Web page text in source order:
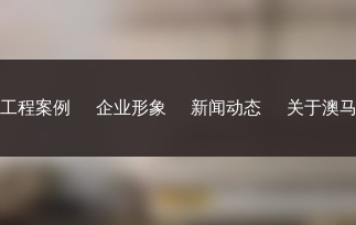
工程案例 企业形象 新闻动态 关于澳马